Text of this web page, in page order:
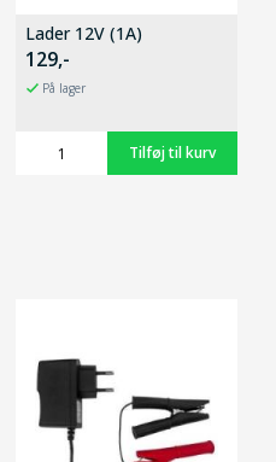
Lader 12V (1A)
129,-
På lager